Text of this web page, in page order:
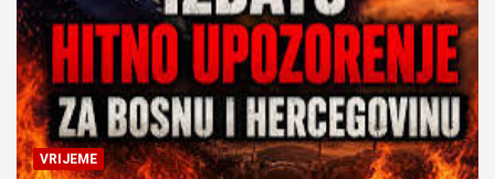
VRIJEME